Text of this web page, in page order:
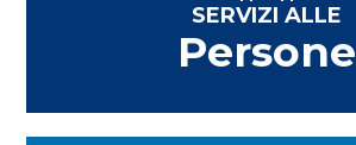
SERVIZI ALLE
Persone